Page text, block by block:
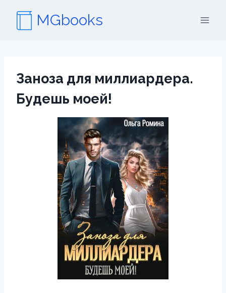
содержимому
MGbooks
Заноза для миллиардера.
Будешь моей!